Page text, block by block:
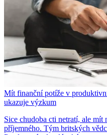
Mít finanční potíže v
ukazuje výzkum
Sice chudoba cti netratí, ale
příjemného. Tým britských